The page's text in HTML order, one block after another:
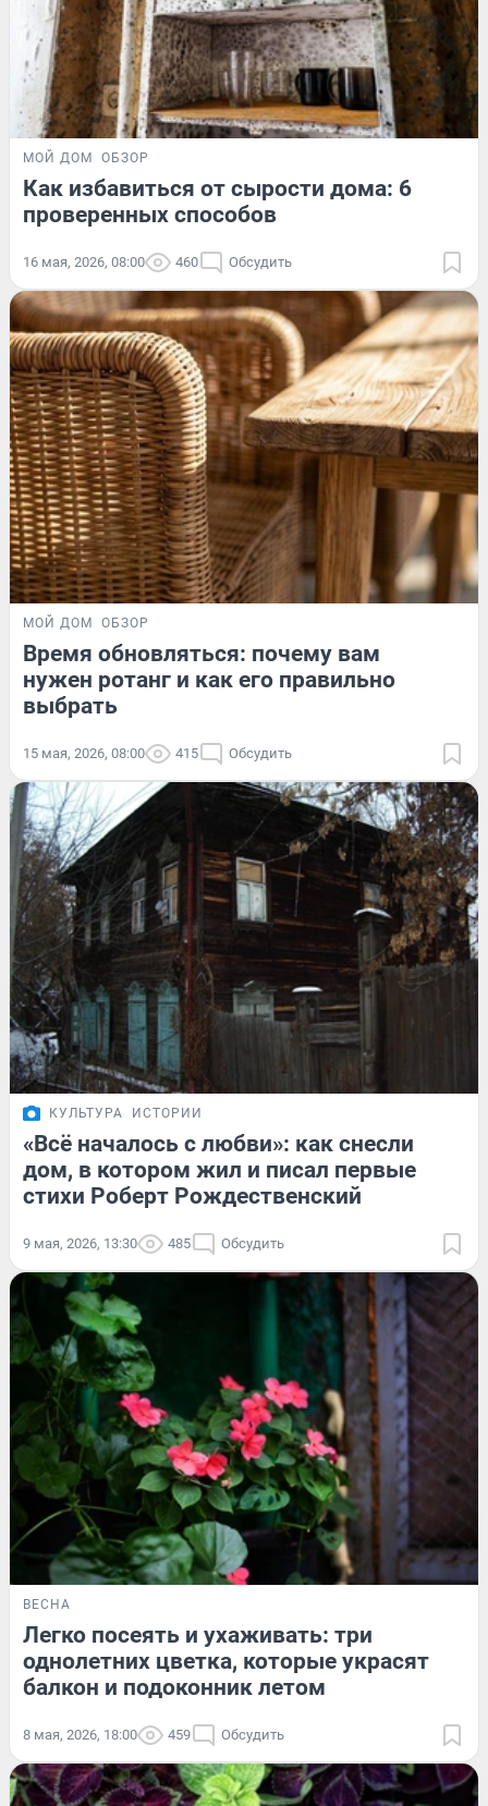
МОЙ ДОМ ОБЗОР
Как избавиться от сырости дома: 6
проверенных способов
16 мая, 2026, 08:00 460 Обсудить
МОЙ ДОМ ОБЗОР
Время обновляться: почему вам
нужен ротанг и как его правильно
выбрать
15 мая, 2026, 08:00 415 Обсудить
КУЛЬТУРА ИСТОРИИ
«Всё началось с любви»: как снесли
дом, в котором жил и писал первые
стихи Роберт Рождественский
9 мая, 2026, 13:30 485 Обсудить
ВЕСНА
Легко посеять и ухаживать: три
однолетних цветка, которые украсят
балкон и подоконник летом
8 мая, 2026, 18:00 459 Обсудить